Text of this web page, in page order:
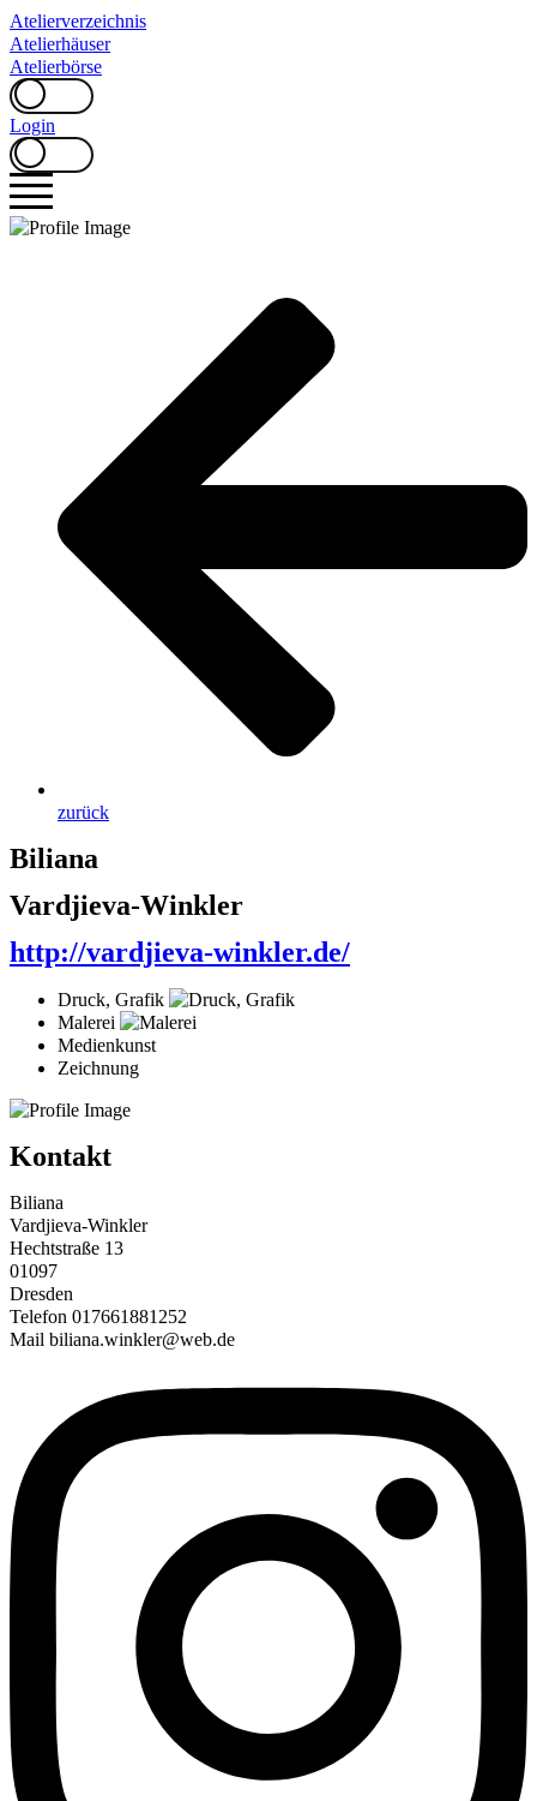
Zum
Inhalt
springen
Atelierverzeichnis
Atelierhäuser
Atelierbörse
Login
zurück
Biliana
Vardjieva-Winkler
http://vardjieva-winkler.de/
Druck, Grafik
Malerei
Medienkunst
Zeichnung
Kontakt
Biliana
Vardjieva-Winkler
Hechtstraße 13
01097
Dresden
Telefon 017661881252
Mail biliana.winkler@web.de